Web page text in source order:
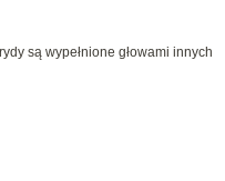
są wypełnione głowami innych